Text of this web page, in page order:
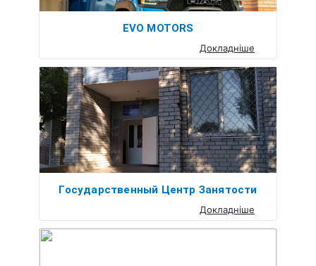
EVO MOTORS
Докладніше
Государственный Центр Занятости
Докладніше